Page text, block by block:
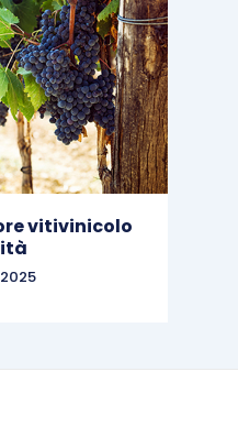
vitivinicolo